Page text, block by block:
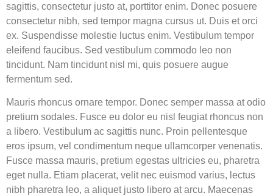
sagittis, consectetur justo at, porttitor enim. Donec posuere
consectetur nibh, sed tempor magna cursus ut. Duis et orci
ex. Suspendisse molestie luctus enim. Vestibulum tempor
eleifend faucibus. Sed vestibulum commodo leo non
tincidunt. Nam tincidunt nisl mi, quis posuere augue
fermentum sed.
Mauris rhoncus ornare tempor. Donec semper massa at odio
pretium sodales. Fusce eu dolor eu nisl feugiat rhoncus non
a libero. Vestibulum ac sagittis nunc. Proin pellentesque
eros ipsum, vel condimentum neque ullamcorper venenatis.
Fusce massa mauris, pretium egestas ultricies eu, pharetra
eget nulla. Etiam placerat, velit nec euismod varius, lectus
nibh pharetra leo, a aliquet justo libero at arcu. Maecenas